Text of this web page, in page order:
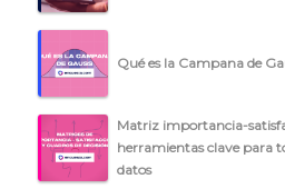
Qué es la Campana de
Matriz importancia-
herramientas clave para
datos